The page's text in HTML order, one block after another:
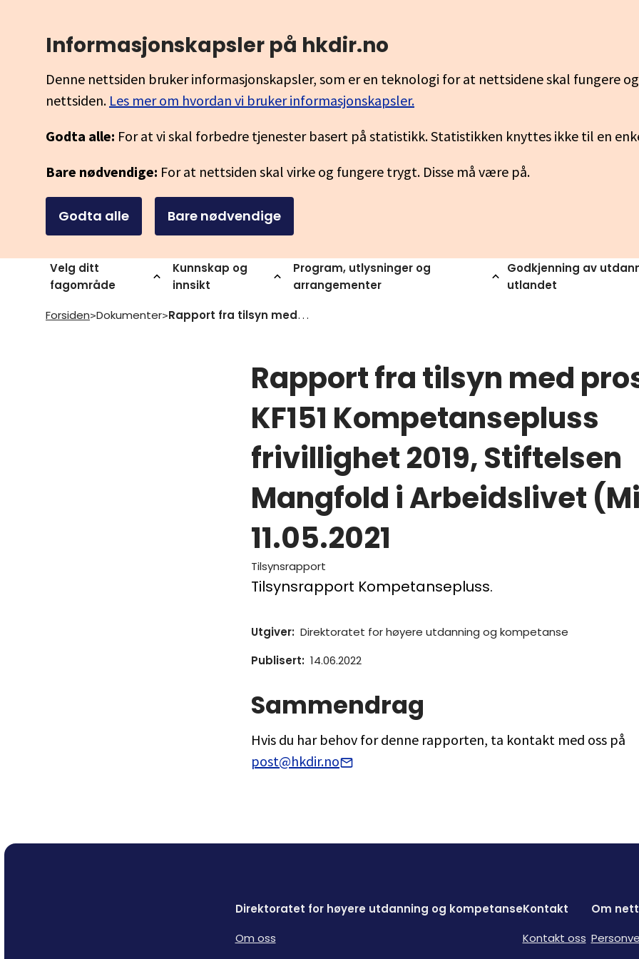
Informasjonskapsler på hkdir.no
Denne nettsiden bruker informasjonskapsler, som er en teknologi for at nettsidene skal fungere
nettsiden. Les mer om hvordan vi bruker informasjonskapsler.
Godta alle: For at vi skal forbedre tjenester basert på statistikk. Statistikken knyttes ikke til en
Bare nødvendige: For at nettsiden skal virke og fungere trygt. Disse må være på.
Godta alle Bare nødvendige
Velg ditt
fagområde
Kunnskap og
innsikt
Program, utlysninger og
arrangementer
Godkjenning av
utlandet
Forsiden>Dokumenter> Rapport fra tilsyn med prosjekt kf151 kompetansepluss frivillighet 2019 stiftelsen mangfold i arbeidslivet mia 11 05 2021
Rapport fra tilsyn med
KF151 Kompetansepluss
frivillighet 2019, Stiftelsen
Mangfold i Arbeidslivet
11.05.2021
Tilsynsrapport
Tilsynsrapport Kompetansepluss.
Utgiver: Direktoratet for høyere utdanning og kompetanse
Publisert: 14.06.2022
Sammendrag
Hvis du har behov for denne rapporten, ta kontakt med oss på
post@hkdir.no
Direktoratet for høyere utdanning og kompetanse
Om oss
Kontakt
Kontakt oss
Om